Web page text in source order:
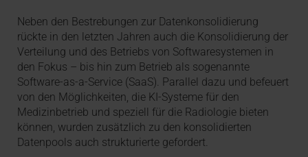
Neben den Bestrebungen zur Datenkonsolidierung
rückte in den letzten Jahren auch die Konsolidierung der
Verteilung und des Betriebs von Softwaresystemen in
den Fokus – bis hin zum Betrieb als sogenannte
Software-as-a-Service (SaaS). Parallel dazu und befeuert
von den Möglichkeiten, die KI-Systeme für den
Medizinbetrieb und speziell für die Radiologie bieten
können, wurden zusätzlich zu den konsolidierten
Datenpools auch strukturierte gefordert.